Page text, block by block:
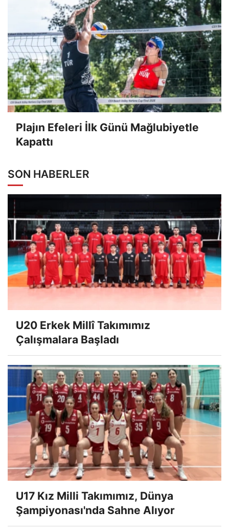
Plajın Efeleri İlk Günü Mağlubiyetle
Kapattı
SON HABERLER
U20 Erkek Millî Takımımız
Çalışmalara Başladı
U17 Kız Milli Takımımız, Dünya
Şampiyonası'nda Sahne Alıyor